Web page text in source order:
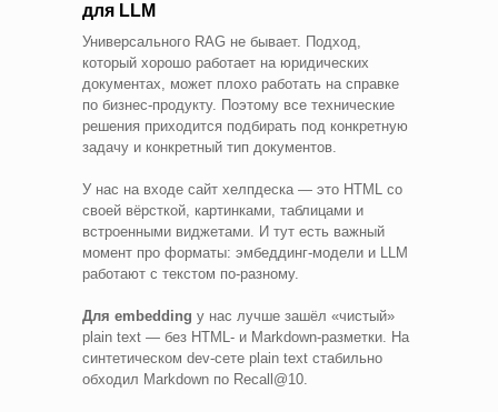
для LLM
Универсального RAG не бывает. Подход,
который хорошо работает на юридических
документах, может плохо работать на справке
по бизнес-продукту. Поэтому все технические
решения приходится подбирать под конкретную
задачу и конкретный тип документов.
У нас на входе сайт хелпдеска — это HTML со
своей вёрсткой, картинками, таблицами и
встроенными виджетами. И тут есть важный
момент про форматы: эмбеддинг-модели и LLM
работают с текстом по-разному.
Для embedding у нас лучше зашёл «чистый»
plain text — без HTML- и Markdown-разметки. На
синтетическом dev-сете plain text стабильно
обходил Markdown по Recall@10.